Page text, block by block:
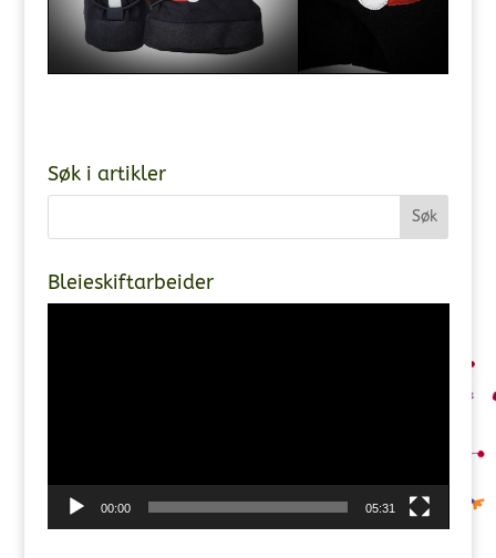
Søk i artikler
Bleieskiftarbeider
00:00 05:31